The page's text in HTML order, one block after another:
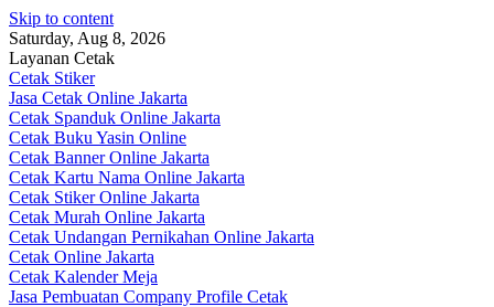
Skip to content
Saturday, Aug 8, 2026
Layanan Cetak
Cetak Stiker
Jasa Cetak Online Jakarta
Cetak Spanduk Online Jakarta
Cetak Buku Yasin Online
Cetak Banner Online Jakarta
Cetak Kartu Nama Online Jakarta
Cetak Stiker Online Jakarta
Cetak Murah Online Jakarta
Cetak Undangan Pernikahan Online Jakarta
Cetak Online Jakarta
Cetak Kalender Meja
Jasa Pembuatan Company Profile Cetak